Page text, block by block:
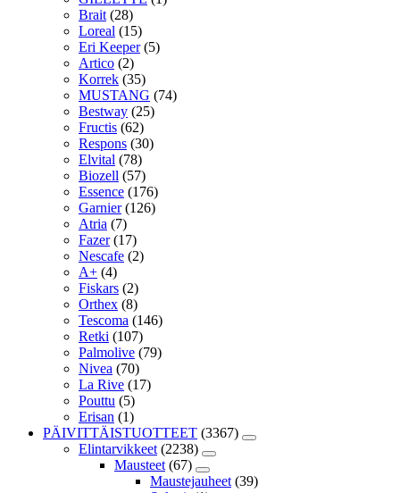
Brait (28)
Loreal (15)
Eri Keeper (5)
Artico (2)
Korrek (35)
MUSTANG (74)
Bestway (25)
Fructis (62)
Respons (30)
Elvital (78)
Biozell (57)
Essence (176)
Garnier (126)
Atria (7)
Fazer (17)
Nescafe (2)
A+ (4)
Fiskars (2)
Orthex (8)
Tescoma (146)
Retki (107)
Palmolive (79)
Nivea (70)
La Rive (17)
Pouttu (5)
Erisan (1)
PÄIVITTÄISTUOTTEET (3367)
Elintarvikkeet (2238)
Mausteet (67)
Maustejauheet (39)